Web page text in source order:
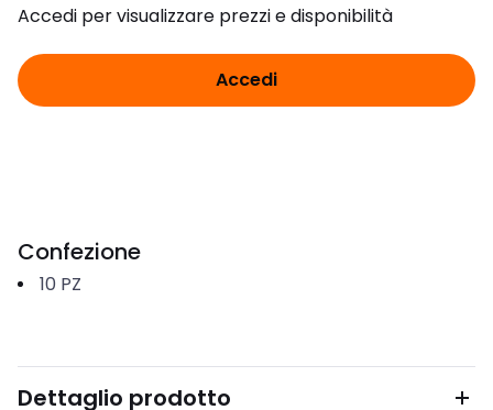
Accedi per visualizzare prezzi e disponibilità
Accedi
Confezione
10 PZ
Dettaglio prodotto